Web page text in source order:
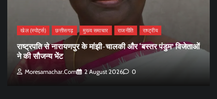
खेल (स्पोर्ट्स) छत्तीसगढ़ मुख्य समाचार राजनीति राष्ट्रीय
राष्ट्रपति से नारायणपुर के मांझी-चालकी और ‘बस्तर पंडुम’ विजेताओं
ने की सौजन्य भेंट
Moresamachar.com 2 August 2026 0